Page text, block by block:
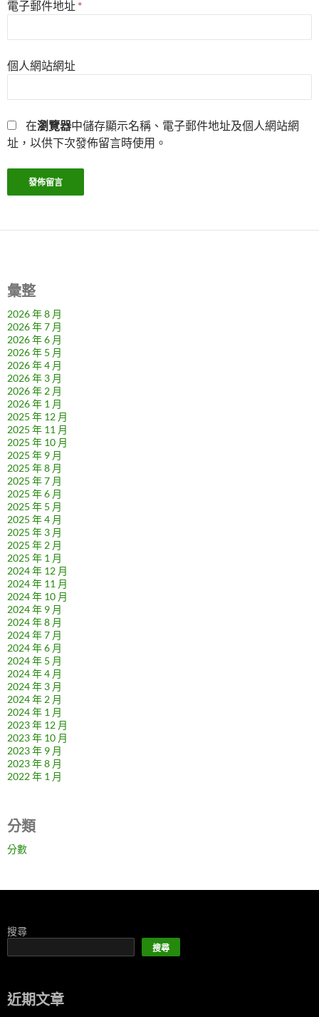
電子郵件地址 *
個人網站網址
在瀏覽器中儲存顯示名稱、電子郵件地址及個人網站網
址，以供下次發佈留言時使用。
彙整
2026 年 8 月
2026 年 7 月
2026 年 6 月
2026 年 5 月
2026 年 4 月
2026 年 3 月
2026 年 2 月
2026 年 1 月
2025 年 12 月
2025 年 11 月
2025 年 10 月
2025 年 9 月
2025 年 8 月
2025 年 7 月
2025 年 6 月
2025 年 5 月
2025 年 4 月
2025 年 3 月
2025 年 2 月
2025 年 1 月
2024 年 12 月
2024 年 11 月
2024 年 10 月
2024 年 9 月
2024 年 8 月
2024 年 7 月
2024 年 6 月
2024 年 5 月
2024 年 4 月
2024 年 3 月
2024 年 2 月
2024 年 1 月
2023 年 12 月
2023 年 10 月
2023 年 9 月
2023 年 8 月
2022 年 1 月
分類
分數
搜尋
搜尋
近期文章